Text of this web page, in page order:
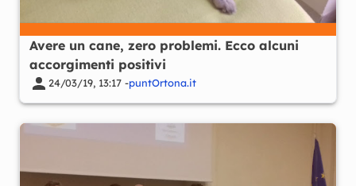
Avere un cane, zero problemi. Ecco alcuni
accorgimenti positivi
24/03/19, 13:17 -puntOrtona.it